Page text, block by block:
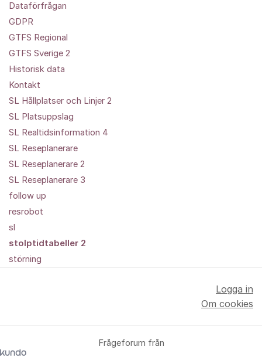
Dataförfrågan
GDPR
GTFS Regional
GTFS Sverige 2
Historisk data
Kontakt
SL Hållplatser och Linjer 2
SL Platsuppslag
SL Realtidsinformation 4
SL Reseplanerare
SL Reseplanerare 2
SL Reseplanerare 3
follow up
resrobot
sl
stolptidtabeller 2
störning
Frågeforum från
Logga in
Om cookies